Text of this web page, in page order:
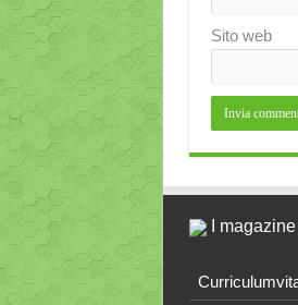
Sito web
I magazine